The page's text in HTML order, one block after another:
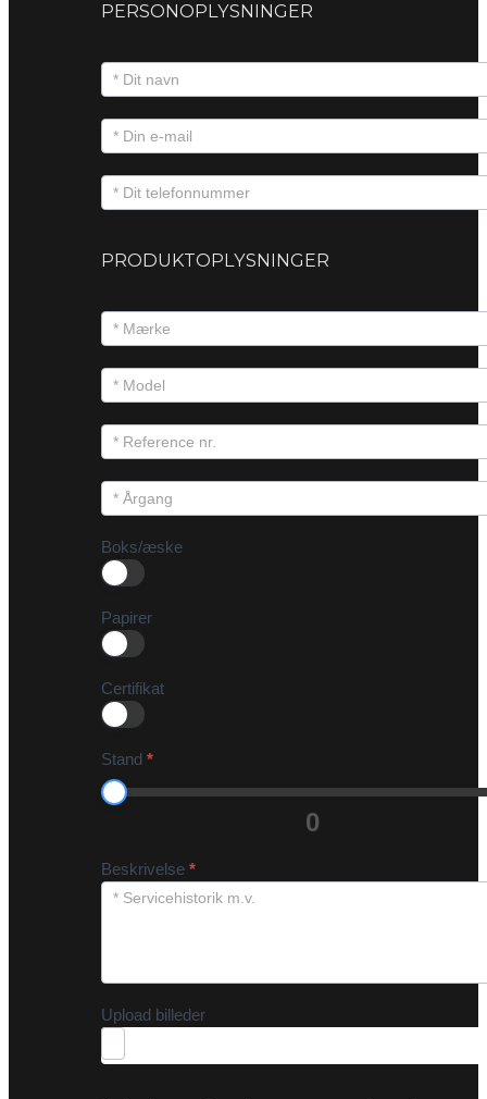
PERSONOPLYSNINGER
PRODUKTOPLYSNINGER
Boks/æske
Papirer
Certifikat
Stand *
0
Beskrivelse *
Upload billeder